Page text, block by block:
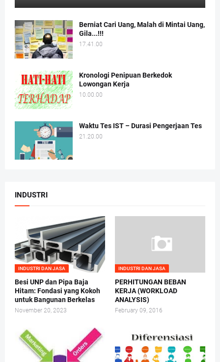
Berniat Cari Uang, Malah di Mintai Uang,
Gila...!!!
17.41.00
Kronologi Penipuan Berkedok
Lowongan Kerja
10.00.00
Waktu Tes IST – Durasi Pengerjaan Tes
21.20.00
INDUSTRI
INDUSTRI DAN JASA
Besi UNP dan Pipa Baja
Hitam: Fondasi yang Kokoh
untuk Bangunan Berkelas
November 20, 2023
INDUSTRI DAN JASA
PERHITUNGAN BEBAN
KERJA (WORKLOAD
ANALYSIS)
February 09, 2016